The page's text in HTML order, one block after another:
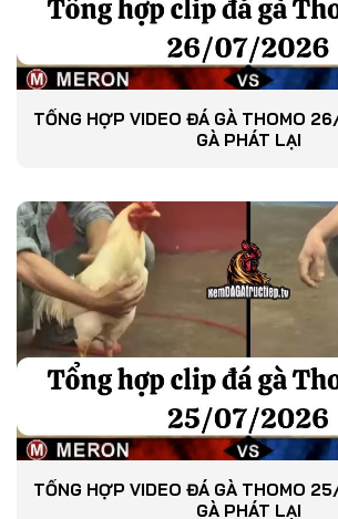
TỔNG HỢP VIDEO ĐÁ GÀ THOMO
GÀ PHÁT LẠI
TỔNG HỢP VIDEO ĐÁ GÀ THOMO
GÀ PHÁT LẠI